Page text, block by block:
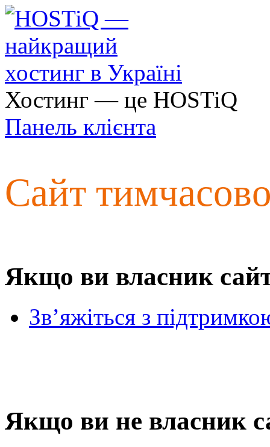
Хостинг — це HOSTiQ
Панель клієнта
Сайт
Якщо ви власник
Зв’яжіться з
Якщо ви не власник